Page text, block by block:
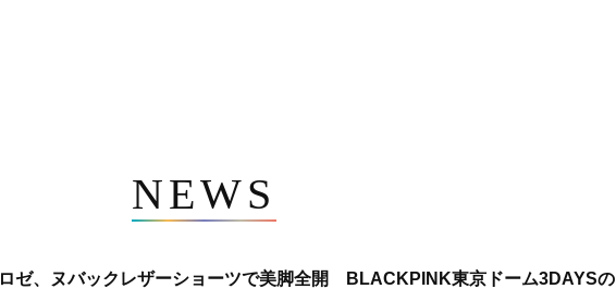
NEWS
ロゼ、ヌバックレザーショーツで美脚全開 BLACKPINK東京ドーム3DAYSの